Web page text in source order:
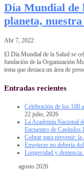
Día Mundial de
planeta,
Abr 7, 2022
El Día Mundial de la Salud se
fundación de la Organización
tema que destaca un área de
Entradas recientes
Celebración de los 100
22 julio, 2026
La Academia Nacional
Encuentro de Capítulos
Cobrar para prevenir: la
Envejecer no debería
Longevidad y
agosto 2026